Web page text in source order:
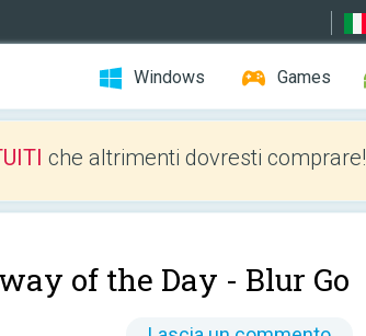
Windows Games
che altrimenti dovresti comprare!
of the Day - Blur Go